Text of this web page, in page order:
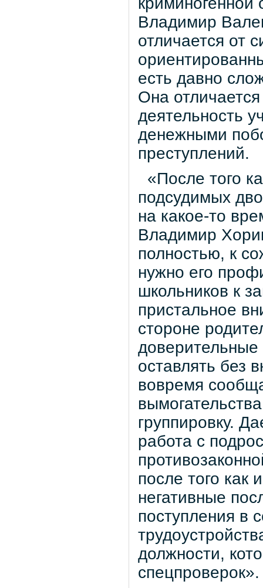
Владимир
отличается от
есть давно
Она
деятельность
денежными
преступлений.
«После того
подсудимых
на какое-то
Владимир
полностью, к
нужно его
школьников к
пристальное
стороне
оставлять без
вовремя
группировку.
работа с
после того как
негативные
поступления в
должности,
спецпроверок».